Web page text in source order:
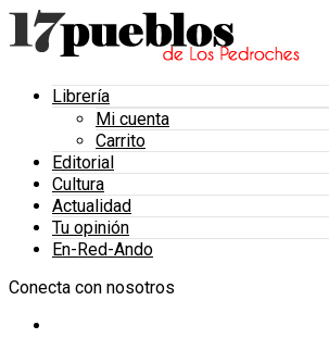
Librería
Mi cuenta
Carrito
Editorial
Cultura
Actualidad
Tu opinión
En-Red-Ando
Conecta con nosotros